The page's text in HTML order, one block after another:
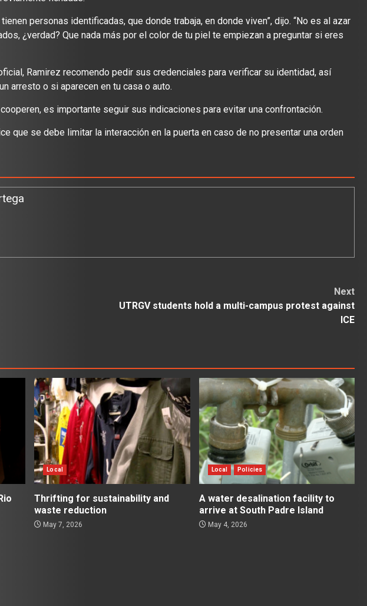
personas identificadas, que donde trabaja, en donde viven”, dijo. “No es al azar
¿verdad? Que nada más por el color de tu piel te empiezan a preguntar si eres
Ramirez recomendo pedir sus credenciales para verificar su identidad, así
arresto o si aparecen en tu casa o auto.
es importante seguir sus indicaciones para evitar una confrontación.
que se debe limitar la interacción en la puerta en caso de no presentar una orden
Next
UTRGV students hold a multi-campus protest against
ICE
Local
Thrifting for sustainability and
waste reduction
May 7, 2026
Local Policies
A water desalination facility to
arrive at South Padre Island
May 4, 2026